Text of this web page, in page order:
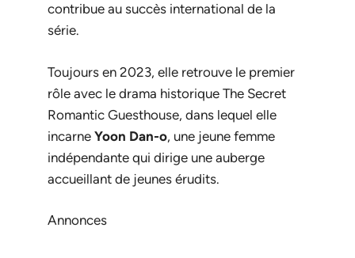
contribue au succès international de la
série.
Toujours en 2023, elle retrouve le premier
rôle avec le drama historique The Secret
Romantic Guesthouse, dans lequel elle
incarne Yoon Dan-o, une jeune femme
indépendante qui dirige une auberge
accueillant de jeunes érudits.
Annonces